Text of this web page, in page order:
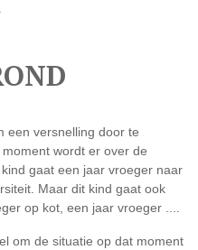
een versnelling door te
wordt er over de
gaat een jaar vroeger naar
Maar dit kind gaat ook
op kot, een jaar vroeger ....
om de situatie op dat moment